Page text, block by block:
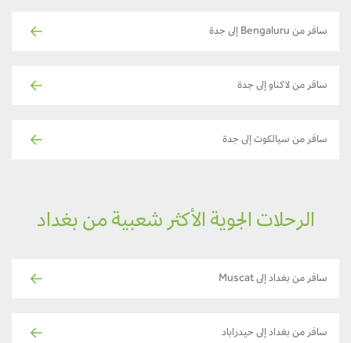
سافر من Bengaluru إلى جدة
سافر من لاكناو إلى جدة
سافر من سيالكوت إلى جدة
الرحلات الجوية الأكثر شعبية من بغداد
سافر من بغداد إلى Muscat
سافر من بغداد إلى حيدراباد